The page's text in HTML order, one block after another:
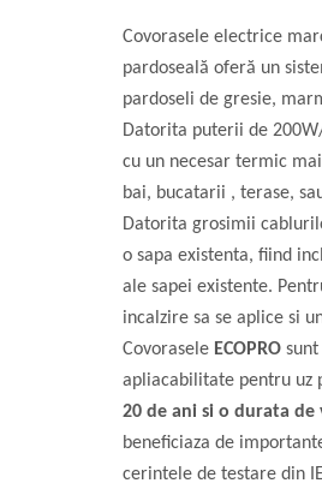
instalare in sapa EcoTwin-S
Degivrare exterioara
exterior, alei, rampe 30W/ml
exterior 20W/ml
jgheaburi, burlane, acoperisuri
Degivrare tevi, conducte, kit anti-
Covorasele electrice
pardoseală oferă un
pardoseli de gresie,
Datorita puterii de
cu un necesar termic
bai, bucatarii , terase,
Datorita grosimii
o sapa existenta, fiind
ale sapei existente.
incalzire sa se aplice si
Covorasele ECOPRO
apliacabilitate pentru uz
20 de ani si o durata de
beneficiaza de
cerintele de testare din